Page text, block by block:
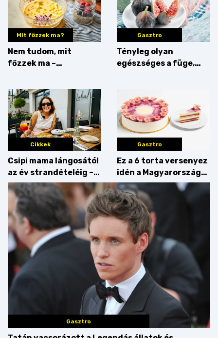
Mit főzzek ma?
Nem tudom, mit
főzzek ma –
Gasztro
Tényleg olyan
egészséges a füge,
Cikkek
Csipi mama lángosától
az év strandételéig –
idén is felzabáltuk a
Balaton déli partját
Gasztro
Ez a 6 torta versenyez
idén a Magyarország
tortája címért
Gasztro